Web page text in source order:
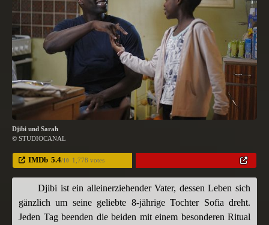
Djibi und Sarah
© STUDIOCANAL
IMDb 5.4/10 1,778 votes
Djibi ist ein alleinerziehender Vater, dessen Leben sich
gänzlich um seine geliebte 8-jährige Tochter Sofia dreht.
Jeden Tag beenden die beiden mit einem besonderen Ritual